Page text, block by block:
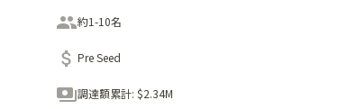
約1-10名
Pre Seed
調達額累計: $2.34M